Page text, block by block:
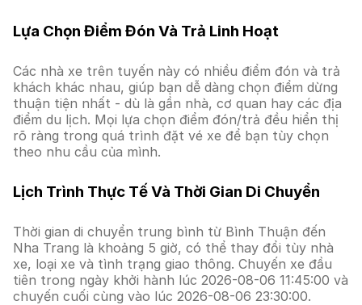
Lựa Chọn Điểm Đón Và Trả Linh Hoạt
Các nhà xe trên tuyến này có nhiều điểm đón và trả
khách khác nhau, giúp bạn dễ dàng chọn điểm dừng
thuận tiện nhất - dù là gần nhà, cơ quan hay các địa
điểm du lịch. Mọi lựa chọn điểm đón/trả đều hiển thị
rõ ràng trong quá trình đặt vé xe để bạn tùy chọn
theo nhu cầu của mình.
Lịch Trình Thực Tế Và Thời Gian Di Chuyển
Thời gian di chuyển trung bình từ Bình Thuận đến
Nha Trang là khoảng 5 giờ, có thể thay đổi tùy nhà
xe, loại xe và tình trạng giao thông. Chuyến xe đầu
tiên trong ngày khởi hành lúc 2026-08-06 11:45:00 và
chuyến cuối cùng vào lúc 2026-08-06 23:30:00.